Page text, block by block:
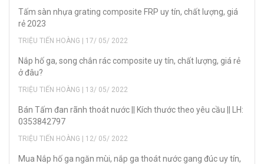
Tấm sàn nhựa grating composite FRP uy tín, chất lượng, giá
rẻ 2023
TRIỆU TIẾN HOÀNG | 17/ 05/ 2022
Nắp hố ga, song chắn rác composite uy tín, chất lượng, giá rẻ
ở đâu?
TRIỆU TIẾN HOÀNG | 13/ 05/ 2022
Bán Tấm đan rãnh thoát nước || Kích thước theo yêu cầu || LH:
0353842797
TRIỆU TIẾN HOÀNG | 12/ 05/ 2022
Mua Nắp hố ga ngăn mùi, nắp ga thoát nước gang đúc uy tín,